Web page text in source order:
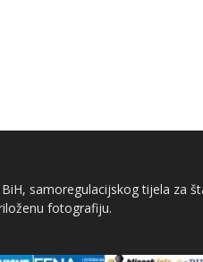
samoregulacijskog tijela za
fotografiju.